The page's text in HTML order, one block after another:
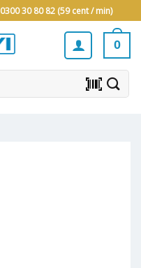
0300 30 80 82 (59 cent / min)
0
barcode_scanner